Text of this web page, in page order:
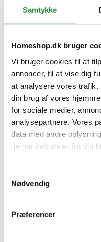
Samtykke
Homeshop.dk bruger
Vi bruger cookies til at
annoncer, til at vise dig
at analysere vores trafik.
din brug af vores
for sociale medier,
analysepartnere. Vores
data med andre
de har indsamlet fra din
Nødvendig
Præferencer
Download (31.78KB)
EPD - Miljøvaredeklaration
Download (1.13MB)
Relaterede artikler
Hegn – Holdbart, Stilfuldt &
Udgivet i:Haven,Guide
2025-02-17
442 visninger
0
Kunne
Læs mere
Skriv produktanmeldelse
Wimex Fag Glyngøre
Galv. stolpe m/ lys